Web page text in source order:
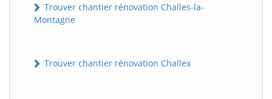
Trouver chantier rénovation Challes-la-
Montagne
Trouver chantier rénovation Challex